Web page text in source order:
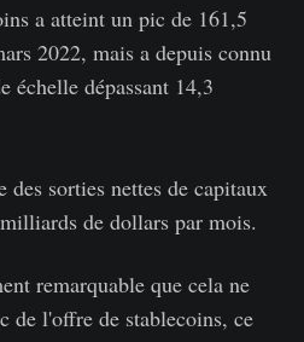
a atteint un pic de 161,5
2022, mais a depuis connu
échelle dépassant 14,3
sorties nettes de capitaux
de dollars par mois.
remarquable que cela ne
de l'offre de stablecoins, ce